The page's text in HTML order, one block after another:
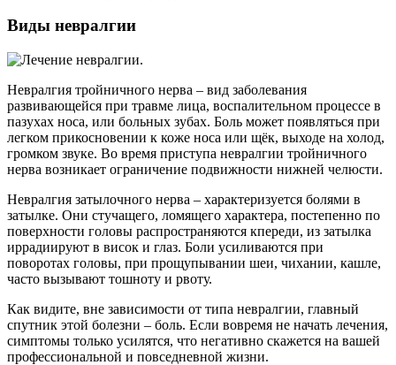
Виды невралгии
Невралгия тройничного нерва – вид заболевания
развивающейся при травме лица, воспалительном процессе в
пазухах носа, или больных зубах. Боль может появляться при
легком прикосновении к коже носа или щёк, выходе на холод,
громком звуке. Во время приступа невралгии тройничного
нерва возникает ограничение подвижности нижней челюсти.
Невралгия затылочного нерва – характеризуется болями в
затылке. Они стучащего, ломящего характера, постепенно по
поверхности головы распространяются кпереди, из затылка
иррадиируют в висок и глаз. Боли усиливаются при
поворотах головы, при прощупывании шеи, чихании, кашле,
часто вызывают тошноту и рвоту.
Как видите, вне зависимости от типа невралгии, главный
спутник этой болезни – боль. Если вовремя не начать лечения,
симптомы только усилятся, что негативно скажется на вашей
профессиональной и повседневной жизни.